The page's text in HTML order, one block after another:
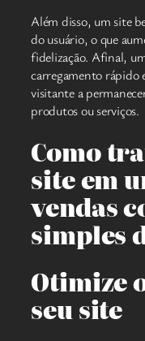
Além disso, um site
do usuário, o que
fidelização. Afinal,
carregamento rápido
visitante a
produtos ou serviços.
Como
site em
vendas
simples
Otimize
seu site